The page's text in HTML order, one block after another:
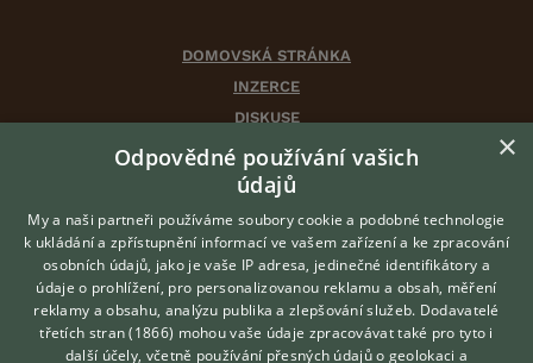
DOMOVSKÁ STRÁNKA
INZERCE
DISKUSE
ČLÁNKY
CHOVATELSKÉ STANICE
VÝBĚR VHODNÉHO PLEMENE
O nás
KontaktHledáte zvířecího kamaráda?
Zdarma vám poradí
×
Odpovědné používání vašich
údajů
My a naši partneři používáme soubory cookie a podobné technologie
k ukládání a zpřístupnění informací ve vašem zařízení a ke zpracování
osobních údajů, jako je vaše IP adresa, jedinečné identifikátory a
údaje o prohlížení, pro personalizovanou reklamu a obsah, měření
reklamy a obsahu, analýzu publika a zlepšování služeb. Dodavatelé
třetích stran (1866) mohou vaše údaje zpracovávat také pro tyto i
další účely, včetně používání přesných údajů o geolokaci a